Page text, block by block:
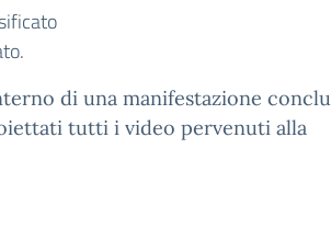
di una manifestazione
tutti i video pervenuti alla